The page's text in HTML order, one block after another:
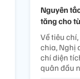
Nguyên
tăng cho
Về tiêu
chia, Nghị
chí diện
quân đầu